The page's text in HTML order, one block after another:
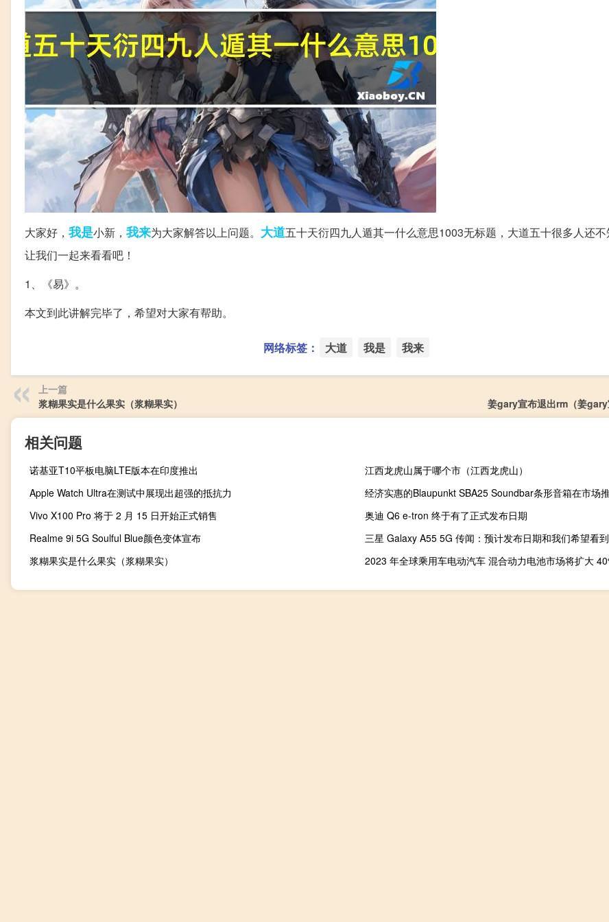
大家好， 我是小新， 我来为大家解答以上问题。 大道五十天衍四九人遁其一什么意思1003无标题，大道五十很多人还
让我们一起来看看吧！
1、《易》。
本文到此讲解完毕了，希望对大家有帮助。
网络标签： 大道 我是 我来
上一篇
浆糊果实是什么果实（浆糊果实）
姜gary宣布退出rm（姜gary
相关问题
诺基亚T10平板电脑LTE版本在印度推出
江西龙虎山属于哪个市（江西龙虎山）
Apple Watch Ultra在测试中展现出超强的抵抗力
经济实惠的Blaupunkt SBA25 Soundbar条形音箱在市场
Vivo X100 Pro 将于 2 月 15 日开始正式销售
奥迪 Q6 e-tron 终于有了正式发布日期
Realme 9i 5G Soulful Blue颜色变体宣布
三星 Galaxy A55 5G 传闻：预计发布日期和我们希望看
浆糊果实是什么果实（浆糊果实）
2023 年全球乘用车电动汽车 混合动力电池市场将扩大